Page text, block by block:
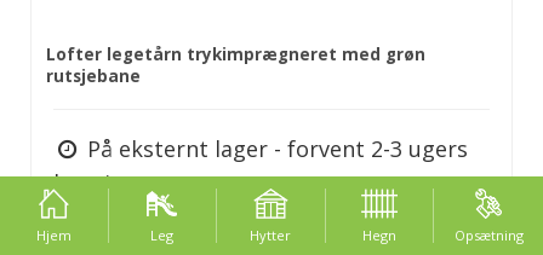
Lofter legetårn trykimprægneret med grøn
rutsjebane
På eksternt lager - forvent 2-3 ugers
levering
Hjem Leg Hytter Hegn Opsætning